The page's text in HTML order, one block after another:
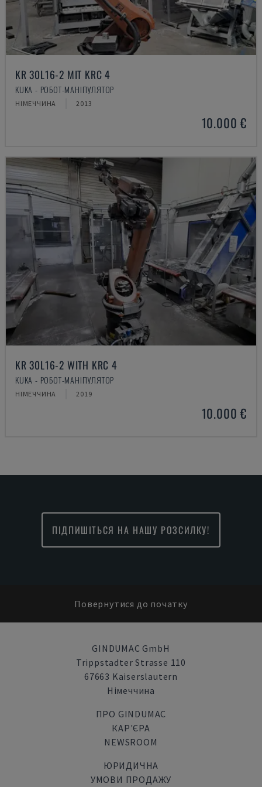
KR 30L16-2 MIT KRC 4
KUKA - РОБОТ-МАНІПУЛЯТОР
НІМЕЧЧИНА 2013
10.000 €
KR 30L16-2 WITH KRC 4
KUKA - РОБОТ-МАНІПУЛЯТОР
НІМЕЧЧИНА 2019
10.000 €
ПІДПИШІТЬСЯ НА НАШУ РОЗСИЛКУ!
Повернутися до початку
GINDUMAC GmbH
Trippstadter Strasse 110
67663 Kaiserslautern
Німеччина
ПРО GINDUMAC
КАР'ЄРА
NEWSROOM
ЮРИДИЧНА
УМОВИ ПРОДАЖУ